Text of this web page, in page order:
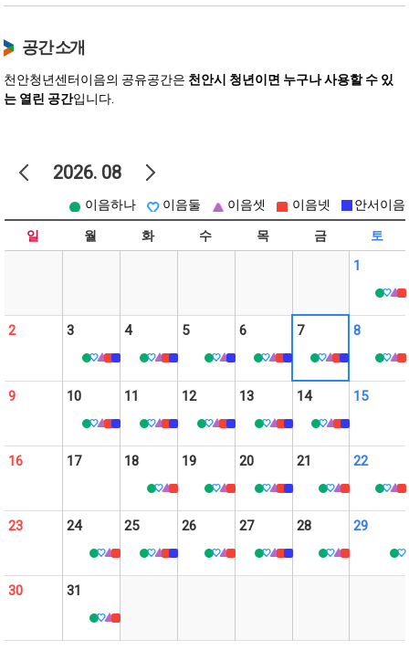
공간 소개
천안청년센터이음의 공유공간은 천안시 청년이면 누구나 사용할 수 있
는 열린 공간입니다.
2026. 08
이음하나 이음둘 이음셋 이음넷 안서이음
일 월 화 수 목 금 토
1
2 3 4 5 6 7 8
9 10 11 12 13 14 15
16 17 18 19 20 21 22
23 24 25 26 27 28 29
30 31